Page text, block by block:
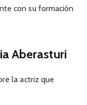
con su formación
Aberasturi
la actriz que